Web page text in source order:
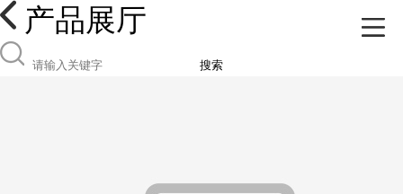
产品展厅
搜索